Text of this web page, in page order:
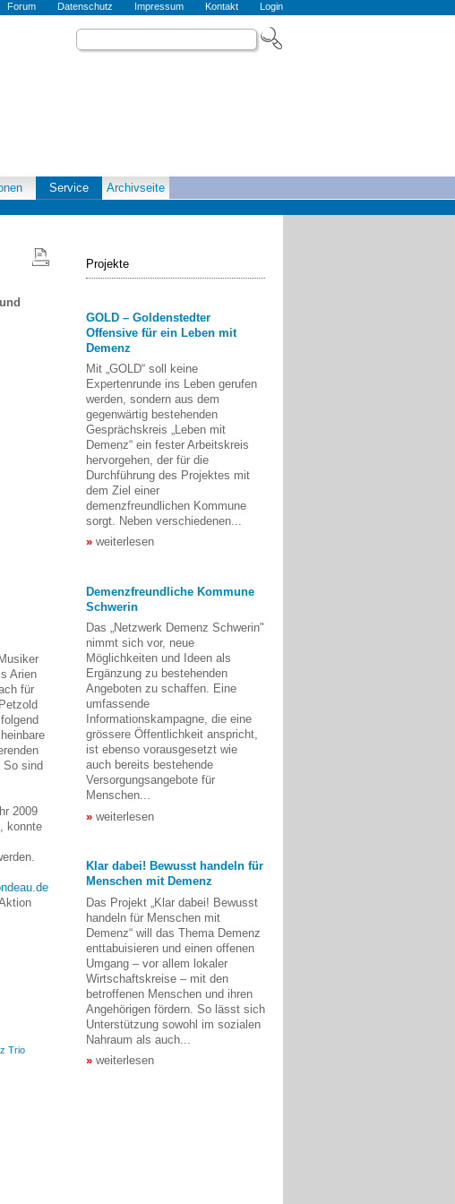
Forum Datenschutz Impressum Kontakt Login
Arien
für
So sind
2009
konnte
Trio
Service Archivseite
Projekte
GOLD – Goldenstedter
Offensive für ein Leben mit
Demenz
Mit „GOLD“ soll keine
Expertenrunde ins Leben gerufen
werden, sondern aus dem
gegenwärtig bestehenden
Gesprächskreis „Leben mit
Demenz“ ein fester Arbeitskreis
hervorgehen, der für die
Durchführung des Projektes mit
dem Ziel einer
demenzfreundlichen Kommune
sorgt. Neben verschiedenen...
weiterlesen
Demenzfreundliche Kommune
Schwerin
Das „Netzwerk Demenz Schwerin"
nimmt sich vor, neue
Möglichkeiten und Ideen als
Ergänzung zu bestehenden
Angeboten zu schaffen. Eine
umfassende
Informationskampagne, die eine
grössere Öffentlichkeit anspricht,
ist ebenso vorausgesetzt wie
auch bereits bestehende
Versorgungsangebote für
Menschen...
weiterlesen
Klar dabei! Bewusst handeln für
Menschen mit Demenz
Das Projekt „Klar dabei! Bewusst
handeln für Menschen mit
Demenz“ will das Thema Demenz
enttabuisieren und einen offenen
Umgang – vor allem lokaler
Wirtschaftskreise – mit den
betroffenen Menschen und ihren
Angehörigen fördern. So lässt sich
Unterstützung sowohl im sozialen
Nahraum als auch...
weiterlesen